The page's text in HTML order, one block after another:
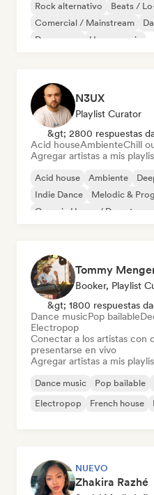
Rock alternativo Beats /
Comercial / Mainstream
Dream pop
House music
N3UX
Playlist Curator
&gt; 2800 respuestas
Acid houseAmbienteChill
Agregar artistas a mis
Acid house Ambiente
Indie Dance
Melodic &
Organic House / Downtempo
Tommy
Booker, Playlist
&gt; 1800 respuestas
Dance musicPop bailable
Electropop
Conectar a los artistas con
presentarse en vivo
Agregar artistas a mis
Dance music Pop bailable
Electropop
French house
NUEVO
Zhakira Razhé